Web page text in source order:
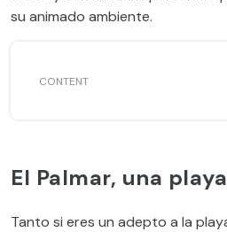
su animado ambiente.
El Palmar, una
Tanto si eres un adepto a la